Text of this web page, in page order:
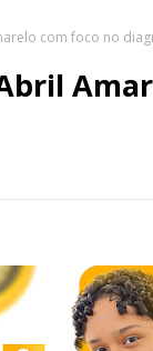
com foco no